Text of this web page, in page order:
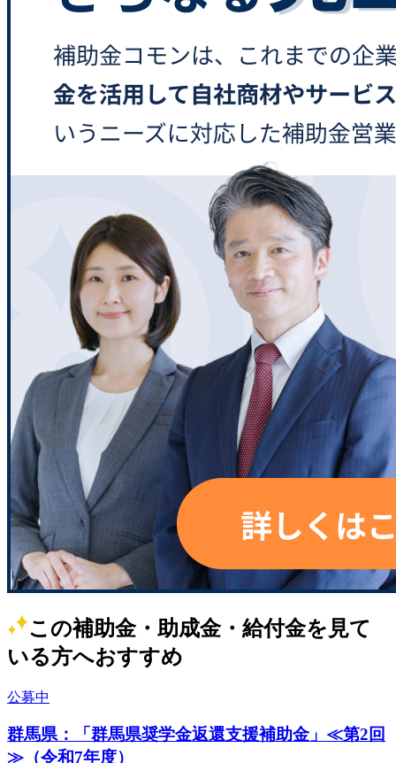
この補助金・助成金・給付金を見て
いる方へおすすめ
公募中
群馬県：「群馬県奨学金返還支援補助金」≪第2回
≫（令和7年度）